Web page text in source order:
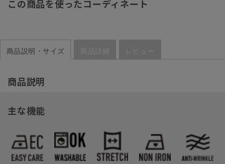
この商品を使ったコーディネート
商品説明・サイズ 商品詳細 レビュー
商品説明
主な機能